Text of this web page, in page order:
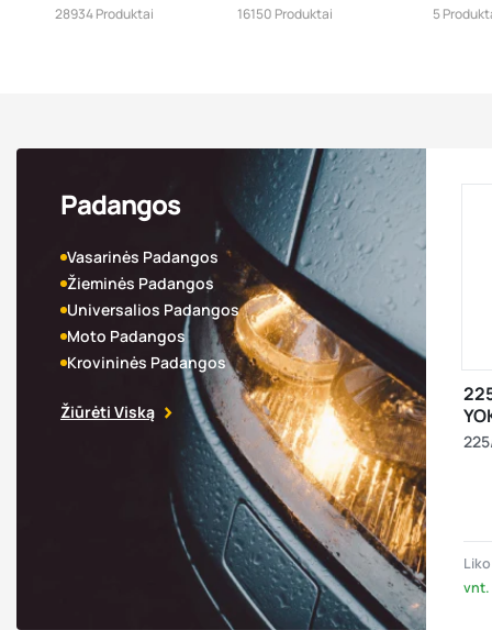
28934Produktai 16150 Produktai 5
Padangos
Vasarinės Padangos
Žieminės Padangos
Universalios Padangos
Moto Padangos
Krovininės Padangos
Žiūrėti Viską
vnt.